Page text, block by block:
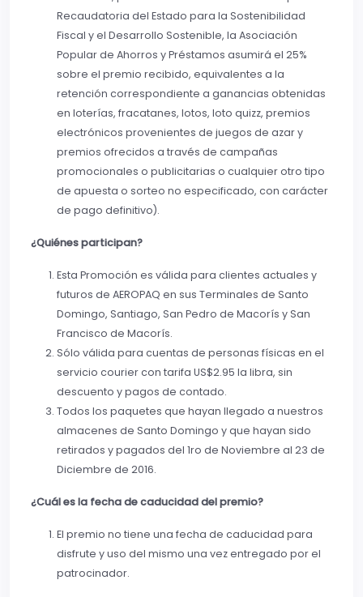
Recaudatoria del Estado para la Sostenibilidad
Fiscal y el Desarrollo Sostenible, la Asociación
Popular de Ahorros y Préstamos asumirá el 25%
sobre el premio recibido, equivalentes a la
retención correspondiente a ganancias obtenidas
en loterías, fracatanes, lotos, loto quizz, premios
electrónicos provenientes de juegos de azar y
premios ofrecidos a través de campañas
promocionales o publicitarias o cualquier otro tipo
de apuesta o sorteo no especificado, con carácter
de pago definitivo).
¿Quiénes participan?
Esta Promoción es válida para clientes actuales y
futuros de AEROPAQ en sus Terminales de Santo
Domingo, Santiago, San Pedro de Macorís y San
Francisco de Macorís.
Sólo válida para cuentas de personas físicas en el
servicio courier con tarifa US$2.95 la libra, sin
descuento y pagos de contado.
Todos los paquetes que hayan llegado a nuestros
almacenes de Santo Domingo y que hayan sido
retirados y pagados del 1ro de Noviembre al 23 de
Diciembre de 2016.
¿Cuál es la fecha de caducidad del premio?
El premio no tiene una fecha de caducidad para
disfrute y uso del mismo una vez entregado por el
patrocinador.